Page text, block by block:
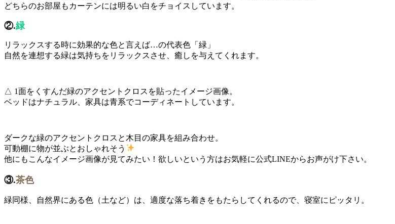
どちらのお部屋もカーテンには明るい白をチョイスしています。
②.緑
リラックスする時に効果的な色と言えば…の代表色「緑」
自然を連想する緑は気持ちをリラックスさせ、癒しを与えてくれます。
△ 1面をくすんだ緑のアクセントクロスを貼ったイメージ画像。
ベッドはナチュラル、家具は青系でコーディネートしています。
ダークな緑のアクセントクロスと木目の家具を組み合わせ。
可動棚に物が並ぶとおしゃれそう
他にもこんなイメージ画像が見てみたい！欲しいという方はお気軽に公式LINEからお声がけ下さい。
③.茶色
緑同様、自然界にある色（土など）は、適度な落ち着きをもたらしてくれるので、寝室にピッタリ。